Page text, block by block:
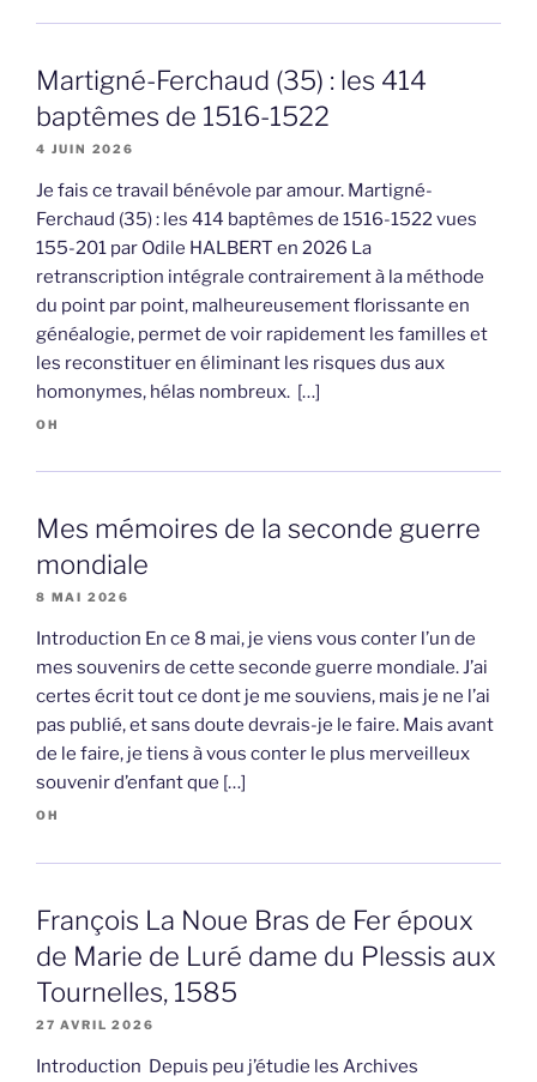
Martigné-Ferchaud (35) : les 414
baptêmes de 1516-1522
4 JUIN 2026
Je fais ce travail bénévole par amour. Martigné-
Ferchaud (35) : les 414 baptêmes de 1516-1522 vues
155-201 par Odile HALBERT en 2026 La
retranscription intégrale contrairement à la méthode
du point par point, malheureusement florissante en
généalogie, permet de voir rapidement les familles et
les reconstituer en éliminant les risques dus aux
homonymes, hélas nombreux. […]
OH
Mes mémoires de la seconde guerre
mondiale
8 MAI 2026
Introduction En ce 8 mai, je viens vous conter l’un de
mes souvenirs de cette seconde guerre mondiale. J’ai
certes écrit tout ce dont je me souviens, mais je ne l’ai
pas publié, et sans doute devrais-je le faire. Mais avant
de le faire, je tiens à vous conter le plus merveilleux
souvenir d’enfant que […]
OH
François La Noue Bras de Fer époux
de Marie de Luré dame du Plessis aux
Tournelles, 1585
27 AVRIL 2026
Introduction Depuis peu j’étudie les Archives